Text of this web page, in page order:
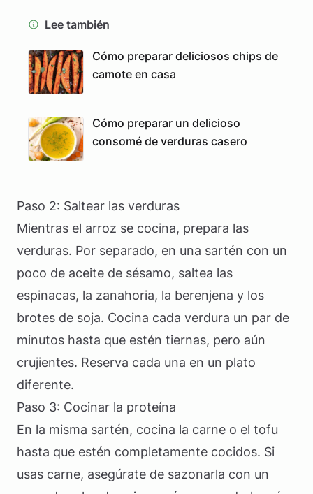
Lee también
Cómo preparar deliciosos chips de
camote en casa
Cómo preparar un delicioso
consomé de verduras casero
Paso 2: Saltear las verduras
Mientras el arroz se cocina, prepara las
verduras. Por separado, en una sartén con un
poco de aceite de sésamo, saltea las
espinacas, la zanahoria, la berenjena y los
brotes de soja. Cocina cada verdura un par de
minutos hasta que estén tiernas, pero aún
crujientes. Reserva cada una en un plato
diferente.
Paso 3: Cocinar la proteína
En la misma sartén, cocina la carne o el tofu
hasta que estén completamente cocidos. Si
usas carne, asegúrate de sazonarla con un